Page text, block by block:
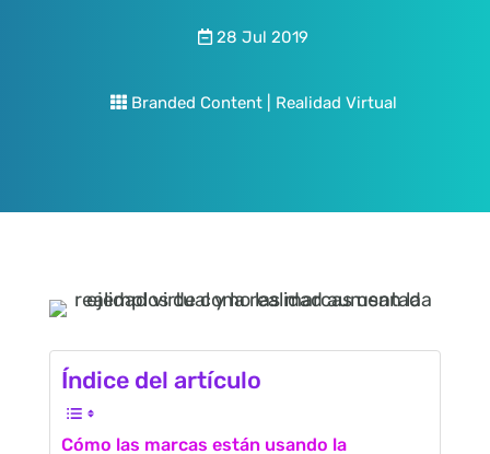
28 Jul 2019
Branded Content| Realidad Virtual
Índice del artículo
Cómo las marcas están usando la